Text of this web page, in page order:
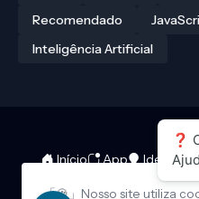
Recomendado
Inteligência Artificial
Design by -
Início App Ideias/
Política de
「🍪」Nosso site utiliza